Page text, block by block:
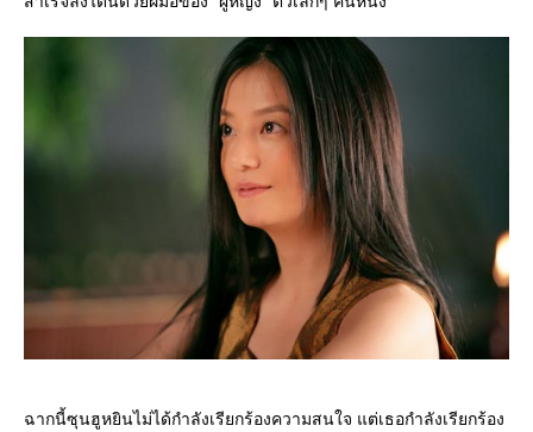
ฉากนี้ซุนฮูหยินไม่ได้กำลังเรียกร้องความสนใจ แต่เธอกำลังเรียกร้อง